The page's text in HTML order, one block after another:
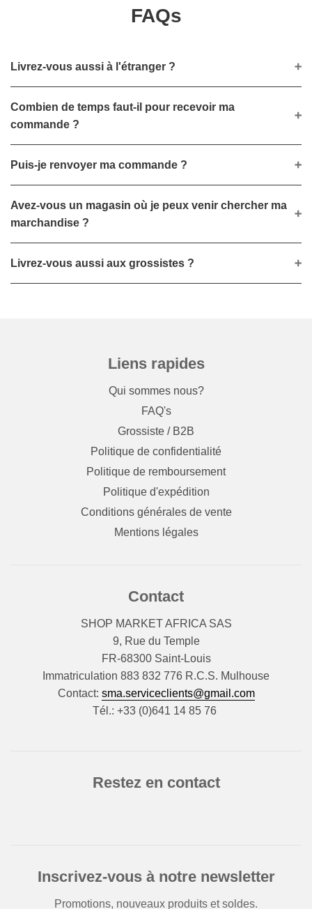
FAQs
Livrez-vous aussi à l'étranger ?
Combien de temps faut-il pour recevoir ma
commande ?
Puis-je renvoyer ma commande ?
Avez-vous un magasin où je peux venir chercher ma
marchandise ?
Livrez-vous aussi aux grossistes ?
Liens rapides
Qui sommes nous?
FAQ's
Grossiste / B2B
Politique de confidentialité
Politique de remboursement
Politique d'expédition
Conditions générales de vente
Mentions légales
Contact
SHOP MARKET AFRICA SAS
9, Rue du Temple
FR-68300 Saint-Louis
Immatriculation 883 832 776 R.C.S. Mulhouse
Contact: sma.serviceclients@gmail.com
Tél.: +33 (0)641 14 85 76
Restez en contact
Inscrivez-vous à notre newsletter
Promotions, nouveaux produits et soldes.